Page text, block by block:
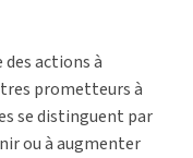
actions à
prometteurs à
se distinguent par
ou à augmenter